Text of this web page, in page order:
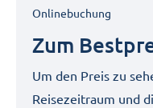
Onlinebuchung
Zum
Um den Preis zu
Reisezeitraum und